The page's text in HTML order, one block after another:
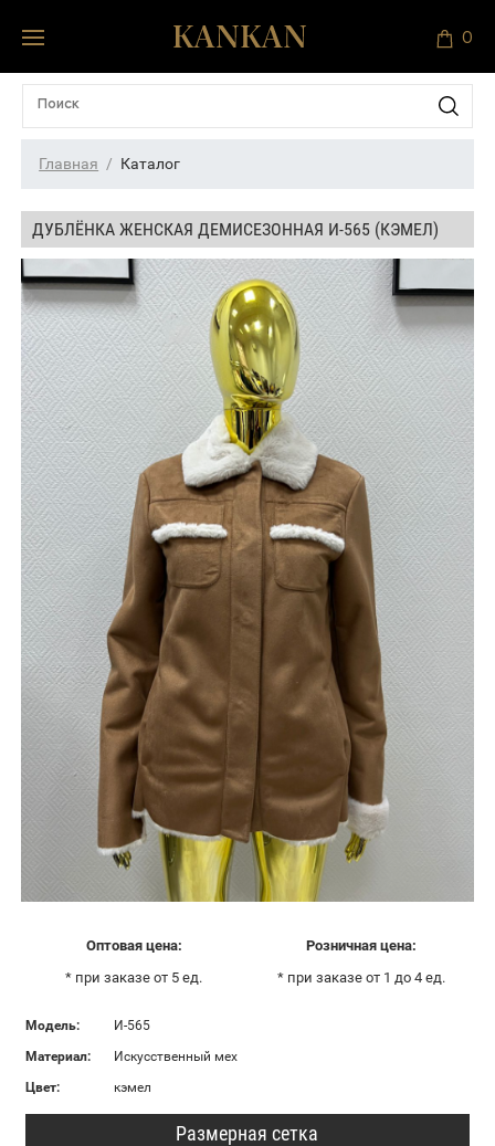
0
Главная Каталог
ДУБЛЁНКА ЖЕНСКАЯ ДЕМИСЕЗОННАЯ И-565 (КЭМЕЛ)
Оптовая цена:
* при заказе от 5 ед.
Розничная цена:
* при заказе от 1 до 4 ед.
Модель:
И-565
Материал:
Искусственный мех
Цвет:
кэмел
Размерная сетка